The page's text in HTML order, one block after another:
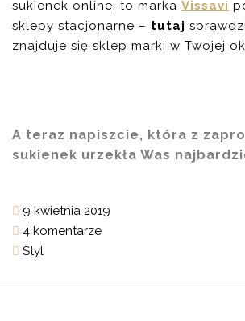
sukienek online, to marka Vissavi
sklepy stacjonarne – tutaj
znajduje się sklep marki w Twojej
A teraz napiszcie, która z
sukienek urzekła Was
9 kwietnia 2019
4 komentarze
Styl